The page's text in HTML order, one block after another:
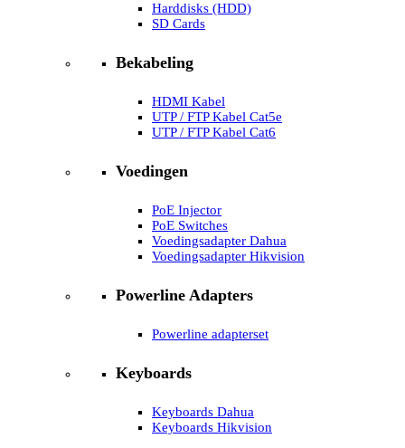
Harddisks (HDD)
SD Cards
Bekabeling
HDMI Kabel
UTP / FTP Kabel Cat5e
UTP / FTP Kabel Cat6
Voedingen
PoE Injector
PoE Switches
Voedingsadapter Dahua
Voedingsadapter Hikvision
Powerline Adapters
Powerline adapterset
Keyboards
Keyboards Dahua
Keyboards Hikvision